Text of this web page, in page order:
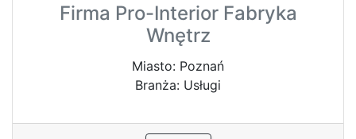
Firma Pro-Interior Fabryka
Wnętrz
Miasto: Poznań
Branża: Usługi